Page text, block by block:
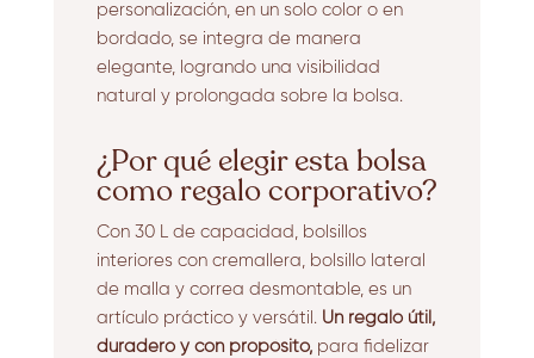
personalización, en un solo color o en
bordado, se integra de manera
elegante, logrando una visibilidad
natural y prolongada sobre la bolsa.
¿Por qué elegir esta bolsa
como regalo corporativo?
Con 30 L de capacidad, bolsillos
interiores con cremallera, bolsillo lateral
de malla y correa desmontable, es un
artículo práctico y versátil. Un regalo útil,
duradero y con propósito,para fidelizar